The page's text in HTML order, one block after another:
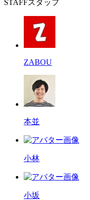
STAFFスタッフ
ZABOU
本並
小林
小坂